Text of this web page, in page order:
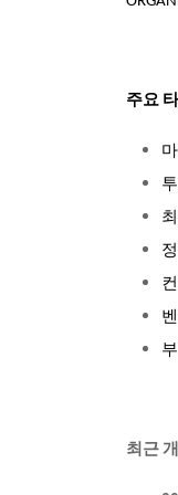
주요
최근